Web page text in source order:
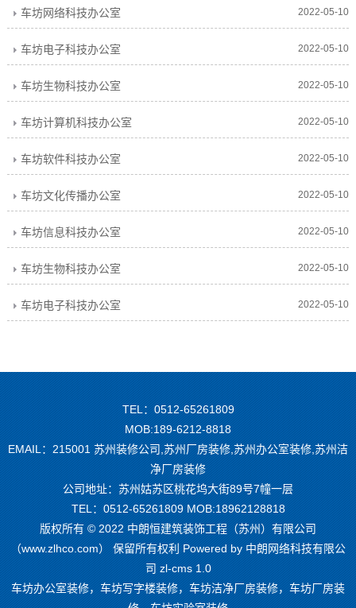
车坊网络科技办公室 2022-05-10
车坊电子科技办公室 2022-05-10
车坊生物科技办公室 2022-05-10
车坊计算机科技办公室 2022-05-10
车坊软件科技办公室 2022-05-10
车坊文化传播办公室 2022-05-10
车坊信息科技办公室 2022-05-10
车坊生物科技办公室 2022-05-10
车坊电子科技办公室 2022-05-10
TEL：0512-65261809
MOB:189-6212-8818
EMAIL：215001 苏州装修公司,苏州厂房装修,苏州办公室装修,苏州洁
净厂房装修
公司地址：苏州姑苏区桃花坞大街89号7幢一层
TEL：0512-65261809 MOB:18962128818
版权所有 © 2022 中朗恒建筑装饰工程（苏州）有限公司
（www.zlhco.com） 保留所有权利 Powered by 中朗网络科技有限公
司 zl-cms 1.0
车坊办公室装修，车坊写字楼装修，车坊洁净厂房装修，车坊厂房装